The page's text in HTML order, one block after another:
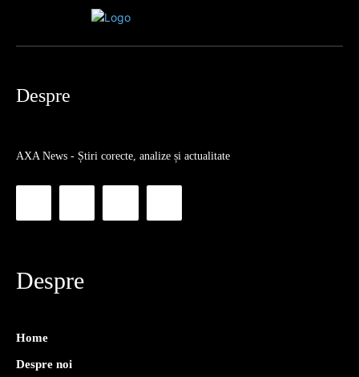
Despre
AXA News - Știri corecte, analize și actualitate
Despre
Home
Despre noi